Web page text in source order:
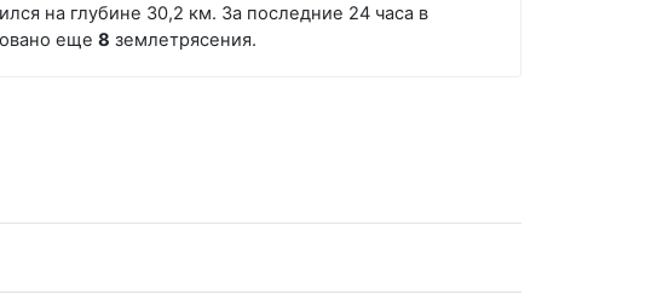
на глубине 30,2 км. За последние 24 часа в
еще 8 землетрясения.